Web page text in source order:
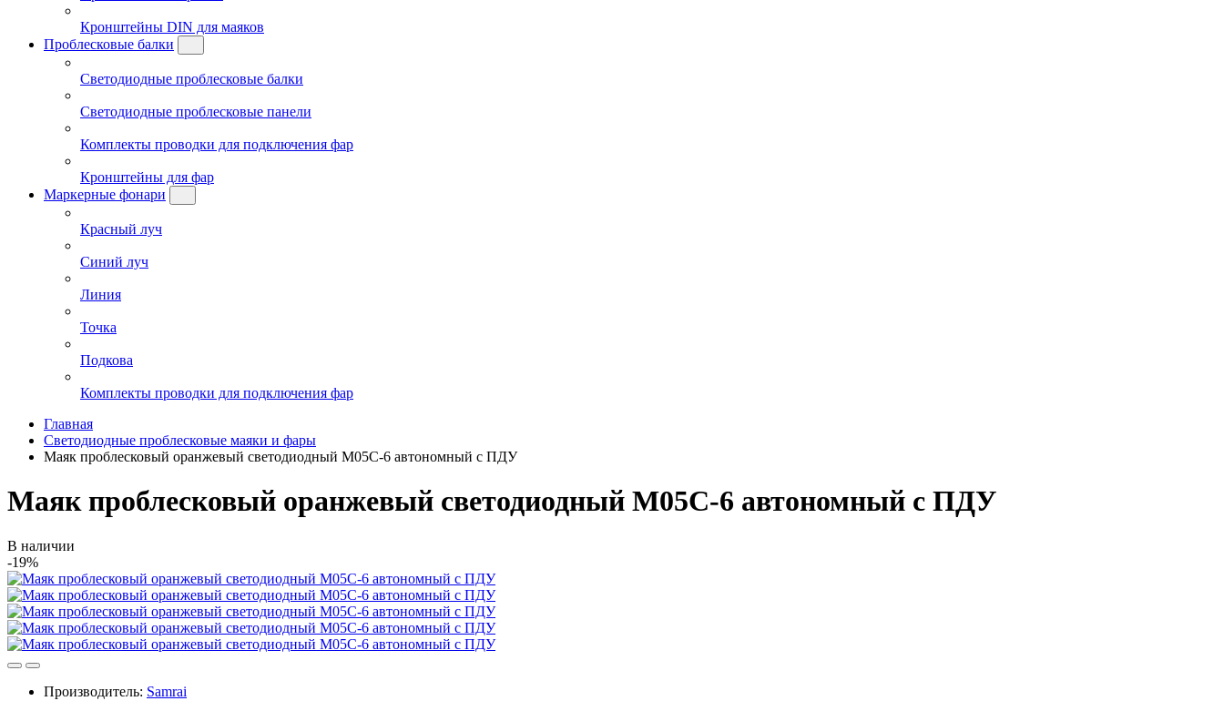
Кронштейны DIN для маяков
Проблесковые балки
Светодиодные проблесковые балки
Светодиодные проблесковые панели
Комплекты проводки для подключения фар
Кронштейны для фар
Маркерные фонари
Красный луч
Синий луч
Линия
Точка
Подкова
Комплекты проводки для подключения фар
Главная
Светодиодные проблесковые маяки и фары
Маяк проблесковый оранжевый светодиодный M05C-6 автономный с ПДУ
Маяк проблесковый оранжевый светодиодный M05C-6 автономный с ПДУ
В наличии
-19%
Производитель: Samrai